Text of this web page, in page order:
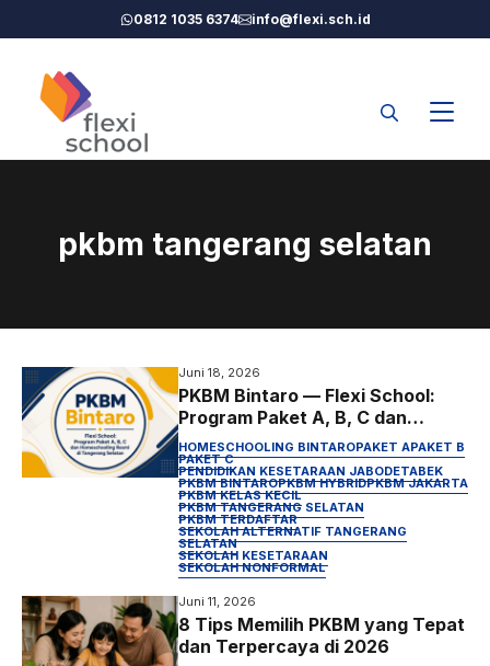
ke
0812 1035 6374 info@flexi.sch.id
pkbm tangerang selatan
Juni 18, 2026
PKBM Bintaro — Flexi School:
Program Paket A, B, C dan
Homeschooling Resmi di
Tangerang Selatan
HOMESCHOOLING BINTAROPAKET APAKET B
PAKET C
PENDIDIKAN KESETARAAN JABODETABEK
PKBM BINTAROPKBM HYBRIDPKBM JAKARTA
PKBM KELAS KECIL
PKBM TANGERANG SELATAN
PKBM TERDAFTAR
SEKOLAH ALTERNATIF TANGERANG
SELATAN
SEKOLAH KESETARAAN
SEKOLAH NONFORMAL
Juni 11, 2026
8 Tips Memilih PKBM yang Tepat
dan Terpercaya di 2026